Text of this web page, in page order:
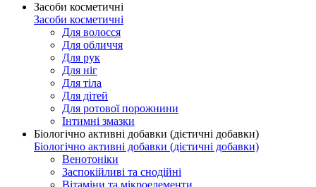
Засоби косметичні
Засоби косметичні
Для волосся
Для обличчя
Для рук
Для ніг
Для тіла
Для дітей
Для ротової порожнини
Інтимні змазки
Біологічно активні добавки (дієтичні добавки)
Біологічно активні добавки (дієтичні добавки)
Венотоніки
Заспокійливі та снодійні